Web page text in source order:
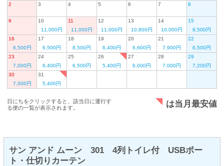
2 3 4 5 6 7 8
9
10
11,000円
11
11,000円
12
11,000円
13
10,800円
14
10,000円
15
9,500円
16
6,500円
17
6,500円
18
8,500円
19
6,400円
20
6,600円
21
7,900円
22
6,500円
23
7,000円
24
6,400円
25
6,500円
26
5,400円
27
6,000円
28
7,000円
29
7,200円
30
7,000円
31
5,400円
日にちをクリックすると、該当日に運行す
る便の一覧が表示されます。
は当月最安値
サン アンド ムーン 301 4列トイレ付 USBポー
ト・仕切りカーテン